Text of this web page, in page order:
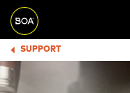
Skip to main content
Begin main content
B
R
SUPPORT